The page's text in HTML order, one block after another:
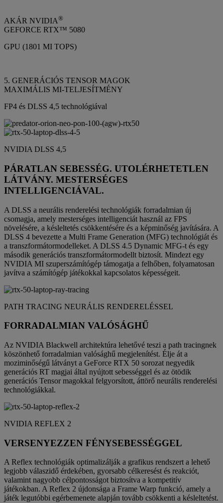
AKÁR NVIDIA®
GEFORCE RTX™ 5080
GPU (1801 MI TOPS)
5. GENERÁCIÓS TENSOR MAGOK
MAXIMÁLIS MI-TELJESÍTMÉNY
FP4 és DLSS 4,5 technológiával
NVIDIA DLSS 4,5
PÁRATLAN SEBESSÉG. UTOLÉRHETETLEN
LÁTVÁNY. MESTERSÉGES
INTELLIGENCIÁVAL.
A DLSS a neurális renderelési technológiák forradalmian új
csomagja, amely mesterséges intelligenciát használ az FPS
növelésére, a késleltetés csökkentésére és a képminőség javítására. A
DLSS 4 bevezette a Multi Frame Generation (MFG) technológiát és
a transzformátormodelleket. A DLSS 4.5 Dynamic MFG-t és egy
második generációs transzformátormodellt biztosít. Mindezt egy
NVIDIA MI szuperszámítógép támogatja a felhőben, folyamatosan
javítva a számítógép játékokkal kapcsolatos képességeit.
PATH TRACING NEURÁLIS RENDERELÉSSEL
FORRADALMIAN VALÓSÁGHŰ
Az NVIDIA Blackwell architektúra lehetővé teszi a path tracingnek
köszönhető forradalmian valósághű megjelenítést. Élje át a
moziminőségű látványt a GeForce RTX 50 sorozat negyedik
generációs RT magjai által nyújtott sebességgel és az ötödik
generációs Tensor magokkal felgyorsított, áttörő neurális renderelési
technológiákkal.
NVIDIA REFLEX 2
VERSENYEZZEN FÉNYSEBESSÉGGEL
A Reflex technológiák optimalizálják a grafikus rendszert a lehető
legjobb válaszidő érdekében, gyorsabb célkeresést és reakciót,
valamint nagyobb célpontosságot biztosítva a kompetitív
játékokban. A Reflex 2 újdonsága a Frame Warp funkció, amely a
játék legutóbbi egérbemenete alapján tovább csökkenti a késleltetést.